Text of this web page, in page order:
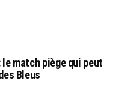
le match piège qui peut
Bleus